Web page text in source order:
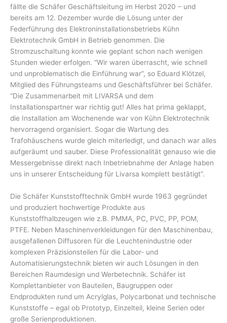
fällte die Schäfer Geschäftsleitung im Herbst 2020 – und
bereits am 12. Dezember wurde die Lösung unter der
Federführung des Elektroninstallationsbetriebs Kühn
Elektrotechnik GmbH in Betrieb genommen. Die
Stromzuschaltung konnte wie geplant schon nach wenigen
Stunden wieder erfolgen. “Wir waren überrascht, wie schnell
und unproblematisch die Einführung war”, so Eduard Klötzel,
Mitglied des Führungsteams und Geschäftsführer bei Schäfer.
“Die Zusammenarbeit mit LIVARSA und dem
Installationspartner war richtig gut! Alles hat prima geklappt,
die Installation am Wochenende war von Kühn Elektrotechnik
hervorragend organisiert. Sogar die Wartung des
Trafohäuschens wurde gleich miterledigt, und danach war alles
aufgeräumt und sauber. Diese Professionalität genauso wie die
Messergebnisse direkt nach Inbetriebnahme der Anlage haben
uns in unserer Entscheidung für Livarsa komplett bestätigt”.
Die Schäfer Kunststofftechnik GmbH wurde 1963 gegründet
und produziert hochwertige Produkte aus
Kunststoffhalbzeugen wie z.B. PMMA, PC, PVC, PP, POM,
PTFE. Neben Maschinenverkleidungen für den Maschinenbau,
ausgefallenen Diffusoren für die Leuchtenindustrie oder
komplexen Präzisionsteilen für die Labor- und
Automatisierungstechnik bieten wir auch Lösungen in den
Bereichen Raumdesign und Werbetechnik. Schäfer ist
Komplettanbieter von Bauteilen, Baugruppen oder
Endprodukten rund um Acrylglas, Polycarbonat und technische
Kunststoffe – egal ob Prototyp, Einzelteil, kleine Serien oder
große Serienproduktionen.